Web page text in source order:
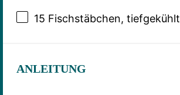
15 Fischstäbchen, tiefgekühlt
ANLEITUNG